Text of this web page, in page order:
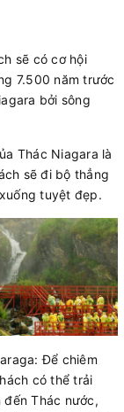
sẽ có cơ hội
7.500 năm trước
bởi sông
Thác Niagara là
sẽ đi bộ thẳng
tuyệt đẹp.
Để chiêm
có thể trải
đến Thác nước,